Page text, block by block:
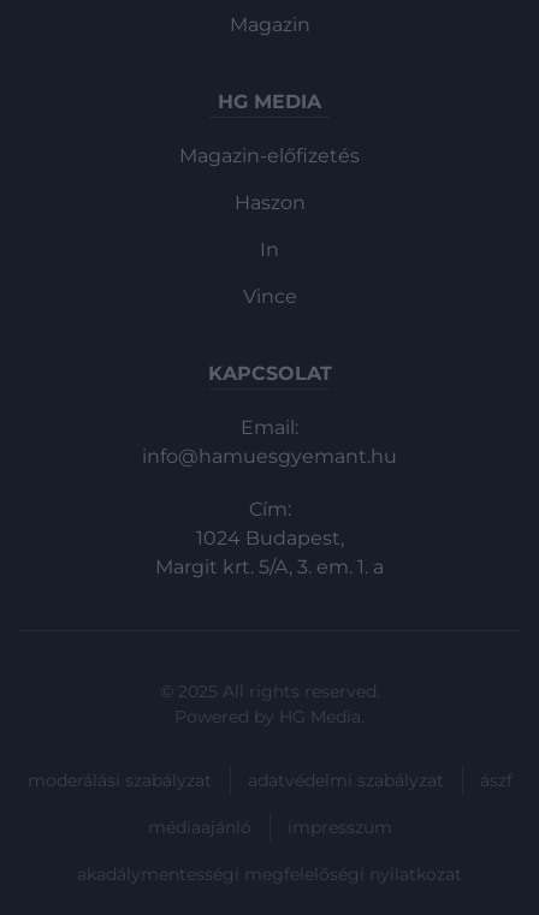
Magazin
HG MEDIA
Magazin-előfizetés
Haszon
In
Vince
KAPCSOLAT
Email:
info@hamuesgyemant.hu
Cím:
1024 Budapest,
Margit krt. 5/A, 3. em. 1. a
© 2025 All rights reserved.
Powered by HG Media.
moderálási szabályzat adatvédelmi szabályzat ászf
médiaajánló impresszum
akadálymentességi megfelelőségi nyilatkozat